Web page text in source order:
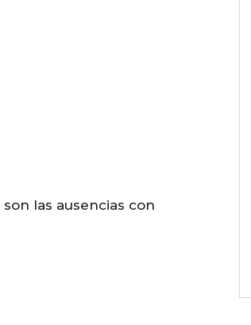
son las ausencias con